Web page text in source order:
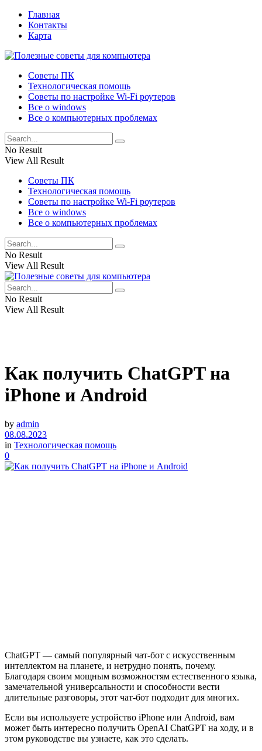
Главная
Контакты
Карта
Советы ПК
Технологическая помощь
Советы по настройке Wi-Fi роутеров
Все о windows
Все о компьютерных проблемах
No Result
View All Result
Советы ПК
Технологическая помощь
Советы по настройке Wi-Fi роутеров
Все о windows
Все о компьютерных проблемах
No Result
View All Result
No Result
View All Result
Как получить ChatGPT на
iPhone и Android
by admin
08.08.2023
in Технологическая помощь
0
ChatGPT — самый популярный чат-бот с искусственным
интеллектом на планете, и нетрудно понять, почему.
Благодаря своим мощным возможностям естественного языка,
замечательной универсальности и способности вести
длительные разговоры, этот чат-бот подходит для многих.
Если вы используете устройство iPhone или Android, вам
может быть интересно получить OpenAI ChatGPT на ходу, и в
этом руководстве вы узнаете, как это сделать.